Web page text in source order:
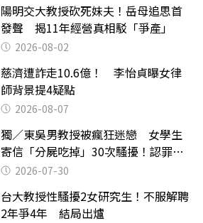
陽明交大教授砍死妹夫！岳母追思首
發聲 揭11年經營真相駁「爭產」
2026-08-02
慈濟遭詐走10.6億！ 李怡貞曝女律
師背景提4疑點
2026-08-07
獨／東吳男教授被瘋狂迷戀 女學生
寄信「分屍吃掉」30次騷擾！認罪免
關 2026-07-30
台大教授性騷擾2女研究生！不服解聘
2年爭4年 結局出爐